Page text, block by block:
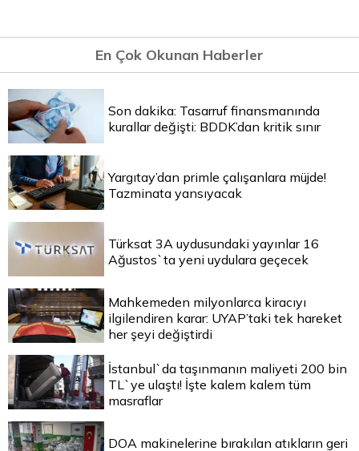
En Çok Okunan Haberler
Son dakika: Tasarruf finansmanında
kurallar değişti: BDDK’dan kritik sınır
Yargıtay’dan primle çalışanlara müjde!
Tazminata yansıyacak
Türksat 3A uydusundaki yayınlar 16
Ağustos`ta yeni uydulara geçecek
Mahkemeden milyonlarca kiracıyı
ilgilendiren karar: UYAP’taki tek hareket
her şeyi değiştirdi
İstanbul`da taşınmanın maliyeti 200 bin
TL`ye ulaştı! İşte kalem kalem tüm
masraflar
DOA makinelerine bırakılan atıkların geri